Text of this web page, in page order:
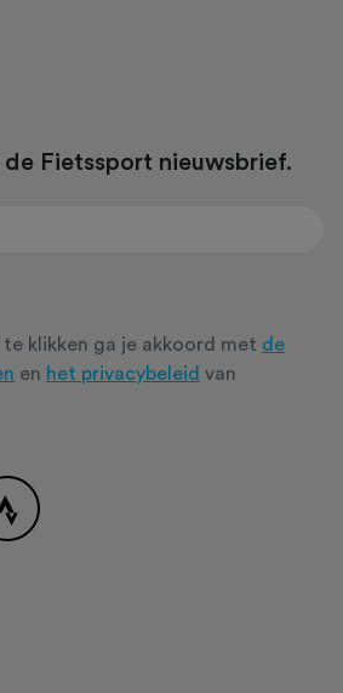
Fietssport nieuwsbrief.
te klikken ga je akkoord met de
en het privacybeleid van